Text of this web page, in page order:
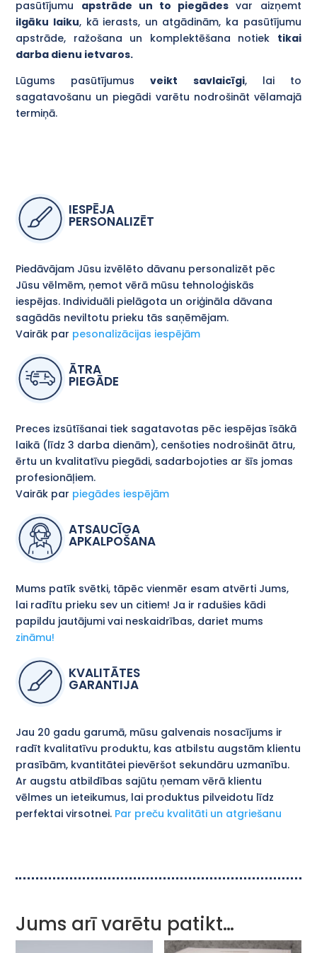
pasūtījumu apstrāde un to piegādes var aizņemt
ilgāku laiku, kā ierasts, un atgādinām, ka pasūtījumu
apstrāde, ražošana un komplektēšana notiek tikai
darba dienu ietvaros.
Lūgums pasūtījumusveikt savlaicīgi, lai to
sagatavošanu un piegādi varētu nodrošināt vēlamajā
termiņā.
IESPĒJA
PERSONALIZĒT
Piedāvājam Jūsu izvēlēto dāvanu personalizēt pēc
Jūsu vēlmēm, ņemot vērā mūsu tehnoloģiskās
iespējas. Individuāli pielāgota un oriģināla dāvana
sagādās neviltotu prieku tās saņēmējam.
Vairāk par pesonalizācijas iespējām
ĀTRA
PIEGĀDE
Preces izsūtīšanai tiek sagatavotas pēc iespējas īsākā
laikā (līdz 3 darba dienām), cenšoties nodrošināt ātru,
ērtu un kvalitatīvu piegādi, sadarbojoties ar šīs jomas
profesionāļiem.
Vairāk par piegādes iespējām
ATSAUCĪGA
APKALPOŠANA
Mums patīk svētki, tāpēc vienmēr esam atvērti Jums,
lai radītu prieku sev un citiem! Ja ir radušies kādi
papildu jautājumi vai neskaidrības, dariet mums
zināmu!
KVALITĀTES
GARANTIJA
Jau 20 gadu garumā, mūsu galvenais nosacījums ir
radīt kvalitatīvu produktu, kas atbilstu augstām klientu
prasībām, kvantitātei pievēršot sekundāru uzmanību.
Ar augstu atbildības sajūtu ņemam vērā klientu
vēlmes un ieteikumus, lai produktus pilveidotu līdz
perfektai virsotnei. Par preču kvalitāti un atgriešanu
Jums arī varētu patikt…